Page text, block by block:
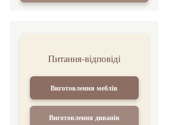
Питання-відповіді
Виготовлення меблів
Виготовлення диванів